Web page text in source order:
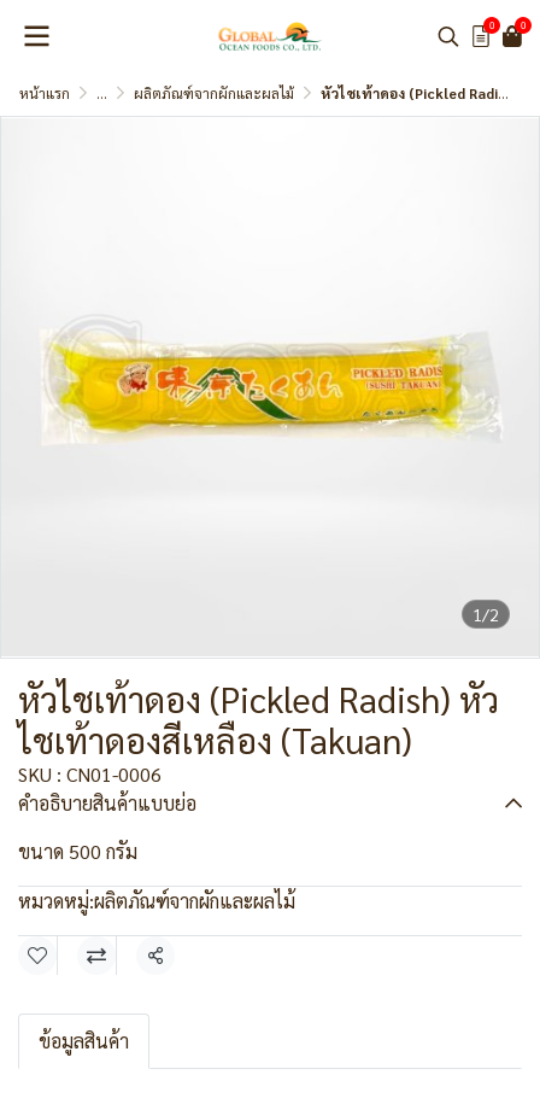
0 0
หน้าแรก ... ผลิตภัณฑ์จากผักและผลไม้ หัวไชเท้าดอง (Pickled Radish) หัวไชเท้าดองสีเหลือง (Takuan)
1/2
หัวไชเท้าดอง (Pickled Radish) หัว
ไชเท้าดองสีเหลือง (Takuan)
SKU : CN01-0006
คำอธิบายสินค้าแบบย่อ
ขนาด 500 กรัม
หมวดหมู่:ผลิตภัณฑ์จากผักและผลไม้
แชร์
ข้อมูลสินค้า